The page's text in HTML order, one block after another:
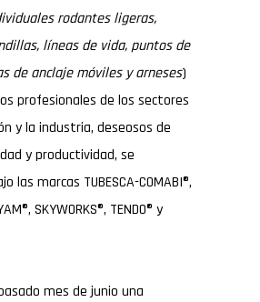
rodantes ligeras,
líneas de vida, puntos de
de anclaje móviles y arneses)
profesionales de los sectores
y la industria, deseosos de
y productividad, se
las marcas TUBESCA-COMABI®,
SKYWORKS®, TENDO® y
mes de junio una